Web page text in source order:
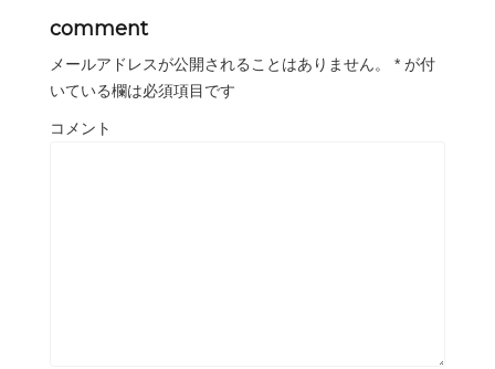
comment
メールアドレスが公開されることはありません。 * が付
いている欄は必須項目です
コメント